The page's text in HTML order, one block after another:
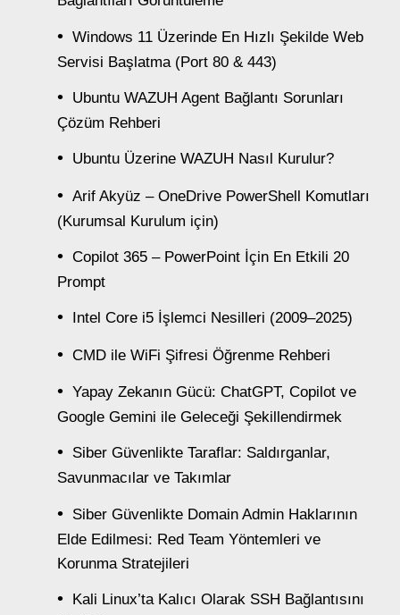
Windows 11 Üzerinde En Hızlı Şekilde Web
Servisi Başlatma (Port 80 & 443)
Ubuntu WAZUH Agent Bağlantı Sorunları
Çözüm Rehberi
Ubuntu Üzerine WAZUH Nasıl Kurulur?
Arif Akyüz – OneDrive PowerShell Komutları
(Kurumsal Kurulum için)
Copilot 365 – PowerPoint İçin En Etkili 20
Prompt
Intel Core i5 İşlemci Nesilleri (2009–2025)
CMD ile WiFi Şifresi Öğrenme Rehberi
Yapay Zekanın Gücü: ChatGPT, Copilot ve
Google Gemini ile Geleceği Şekillendirmek
Siber Güvenlikte Taraflar: Saldırganlar,
Savunmacılar ve Takımlar
Siber Güvenlikte Domain Admin Haklarının
Elde Edilmesi: Red Team Yöntemleri ve
Korunma Stratejileri
Kali Linux’ta Kalıcı Olarak SSH Bağlantısını